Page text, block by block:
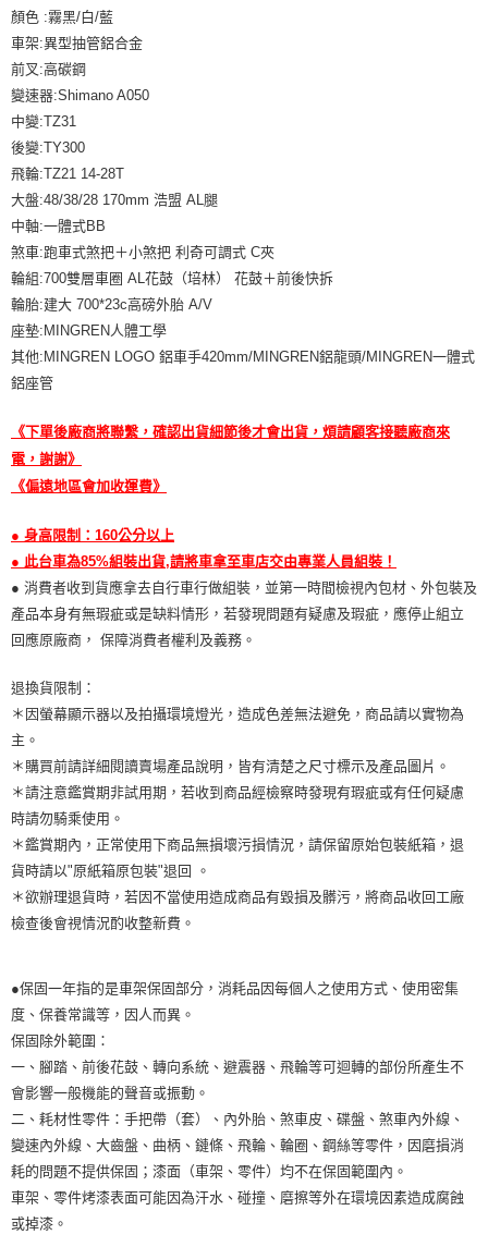
顏色 :霧黑/白/藍
車架:異型抽管鋁合金
前叉:高碳鋼
變速器:Shimano A050
中變:TZ31
後變:TY300
飛輪:TZ21 14-28T
大盤:48/38/28 170mm 浩盟 AL腿
中軸:一體式BB
煞車:跑車式煞把＋小煞把 利奇可調式 C夾
輪組:700雙層車圈 AL花鼓（培林） 花鼓＋前後快拆
輪胎:建大 700*23c高磅外胎 A/V
座墊:MINGREN人體工學
其他:MINGREN LOGO 鋁車手420mm/MINGREN鋁龍頭/MINGREN一體式
鋁座管
《下單後廠商將聯繫，確認出貨細節後才會出貨，煩請顧客接聽廠商來
電，謝謝》
《偏遠地區會加收運費》
● 身高限制：160公分以上
● 此台車為85%組裝出貨,請將車拿至車店交由專業人員組裝！
● 消費者收到貨應拿去自行車行做組裝，並第一時間檢視內包材、外包裝及
產品本身有無瑕疵或是缺料情形，若發現問題有疑慮及瑕疵，應停止組立
回應原廠商， 保障消費者權利及義務。
退換貨限制：
＊因螢幕顯示器以及拍攝環境燈光，造成色差無法避免，商品請以實物為
主。
＊購買前請詳細閱讀賣場產品說明，皆有清楚之尺寸標示及產品圖片。
＊請注意鑑賞期非試用期，若收到商品經檢察時發現有瑕疵或有任何疑慮
時請勿騎乘使用。
＊鑑賞期內，正常使用下商品無損壞污損情況，請保留原始包裝紙箱，退
貨時請以"原紙箱原包裝"退回 。
＊欲辦理退貨時，若因不當使用造成商品有毀損及髒污，將商品收回工廠
檢查後會視情況酌收整新費。
●保固一年指的是車架保固部分，消耗品因每個人之使用方式、使用密集
度、保養常識等，因人而異。
保固除外範圍：
一、腳踏、前後花鼓、轉向系統、避震器、飛輪等可迴轉的部份所產生不
會影響一般機能的聲音或振動。
二、耗材性零件：手把帶（套）、內外胎、煞車皮、碟盤、煞車內外線、
變速內外線、大齒盤、曲柄、鏈條、飛輪、輪圈、鋼絲等零件，因磨損消
耗的問題不提供保固；漆面（車架、零件）均不在保固範圍內。
車架、零件烤漆表面可能因為汗水、碰撞、磨擦等外在環境因素造成腐蝕
或掉漆。